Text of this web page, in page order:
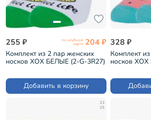
255 ₽ по клубной
карте 204 ₽
Комплект из 2 пар женских
носков ХОХ БЕЛЫЕ (2-G-3R27)
Добавить в корзину
328 ₽
Комплект
носков
23
25